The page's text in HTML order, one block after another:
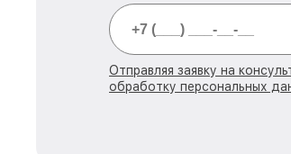
Отправляя заявку на
обработку персональных